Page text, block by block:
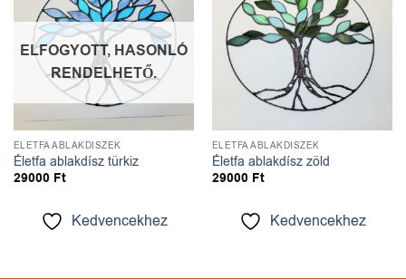
ELFOGYOTT, HASONLÓ
RENDELHETŐ.
ÉLETFA ABLAKDÍSZEK
Életfa ablakdísz türkiz
29000 Ft
Kedvencekhez
ÉLETFA ABLAKDÍSZEK
Életfa ablakdísz zöld
29000 Ft
Kedvencekhez